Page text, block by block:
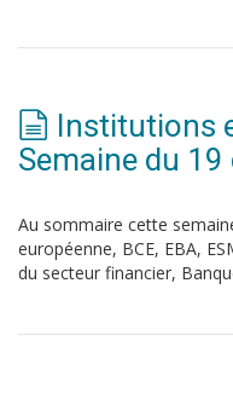
Institutions
Semaine du
Au sommaire cette
européenne, BCE, EBA,
du secteur financier,